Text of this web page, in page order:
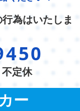
為はいたしま
定休
ー